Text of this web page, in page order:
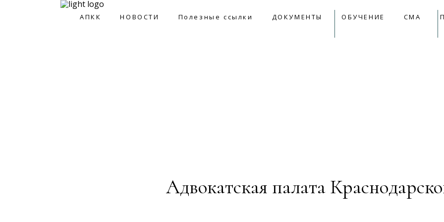
09:00 - 18:00 mail@apkk.ru
АПКК НОВОСТИ Полезные ссылки ДОКУМЕНТЫ ОБУЧЕНИЕ СМА
Адвокатская палата